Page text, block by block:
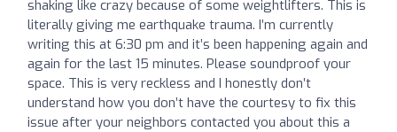
shaking like crazy because of some weightlifters. This is
literally giving me earthquake trauma. I’m currently
writing this at 6:30 pm and it’s been happening again and
again for the last 15 minutes. Please soundproof your
space. This is very reckless and I honestly don’t
understand how you don’t have the courtesy to fix this
issue after your neighbors contacted you about this a